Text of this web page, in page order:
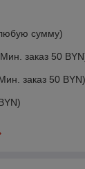
сумму)
заказ 50
заказ 50 BYN)